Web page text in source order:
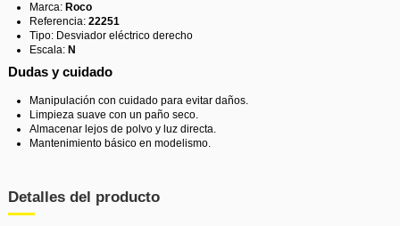
Marca: Roco
Referencia: 22251
Tipo: Desviador eléctrico derecho
Escala: N
Dudas y cuidado
Manipulación con cuidado para evitar daños.
Limpieza suave con un paño seco.
Almacenar lejos de polvo y luz directa.
Mantenimiento básico en modelismo.
Detalles del producto